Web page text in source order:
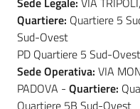
Quartiere: Quartiere 5
Sud-Ovest
PD Quartiere 5 Sud-Ovest
Sede Operativa: VIA
PADOVA - Quartiere:
Quartiere 5B Sud-Ovest